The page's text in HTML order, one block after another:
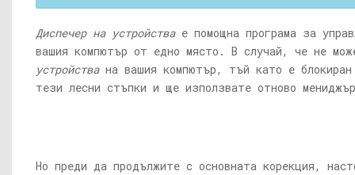
Диспечер на устройствае помощна програма за
вашия компютър от едно място. В случай, че не
устройствана вашия компютър, тъй като е блокиран
тези лесни стъпки и ще използвате отново
Но преди да продължите с основната корекция,